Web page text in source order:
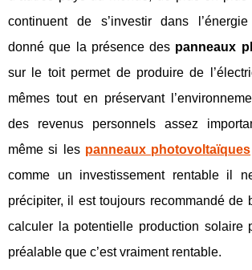
continuent de s’investir dans
donné que la présence des panneaux
sur le toit permet de produire de
mêmes tout en préservant
des revenus personnels assez
même si les panneaux photovoltaïques
comme un investissement rentable il
précipiter, il est toujours recommandé de
calculer la potentielle production solaire
préalable que c’est vraiment rentable.